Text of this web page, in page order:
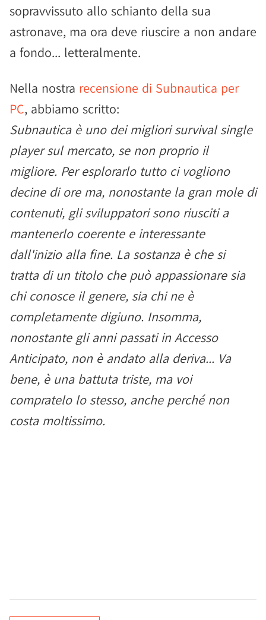
sopravvissuto allo schianto della sua
astronave, ma ora deve riuscire a non andare
a fondo... letteralmente.
Nella nostra recensione di Subnautica per
PC, abbiamo scritto:
Subnautica è uno dei migliori survival single
player sul mercato, se non proprio il
migliore. Per esplorarlo tutto ci vogliono
decine di ore ma, nonostante la gran mole di
contenuti, gli sviluppatori sono riusciti a
mantenerlo coerente e interessante
dall'inizio alla fine. La sostanza è che si
tratta di un titolo che può appassionare sia
chi conosce il genere, sia chi ne è
completamente digiuno. Insomma,
nonostante gli anni passati in Accesso
Anticipato, non è andato alla deriva... Va
bene, è una battuta triste, ma voi
compratelo lo stesso, anche perché non
costa moltissimo.